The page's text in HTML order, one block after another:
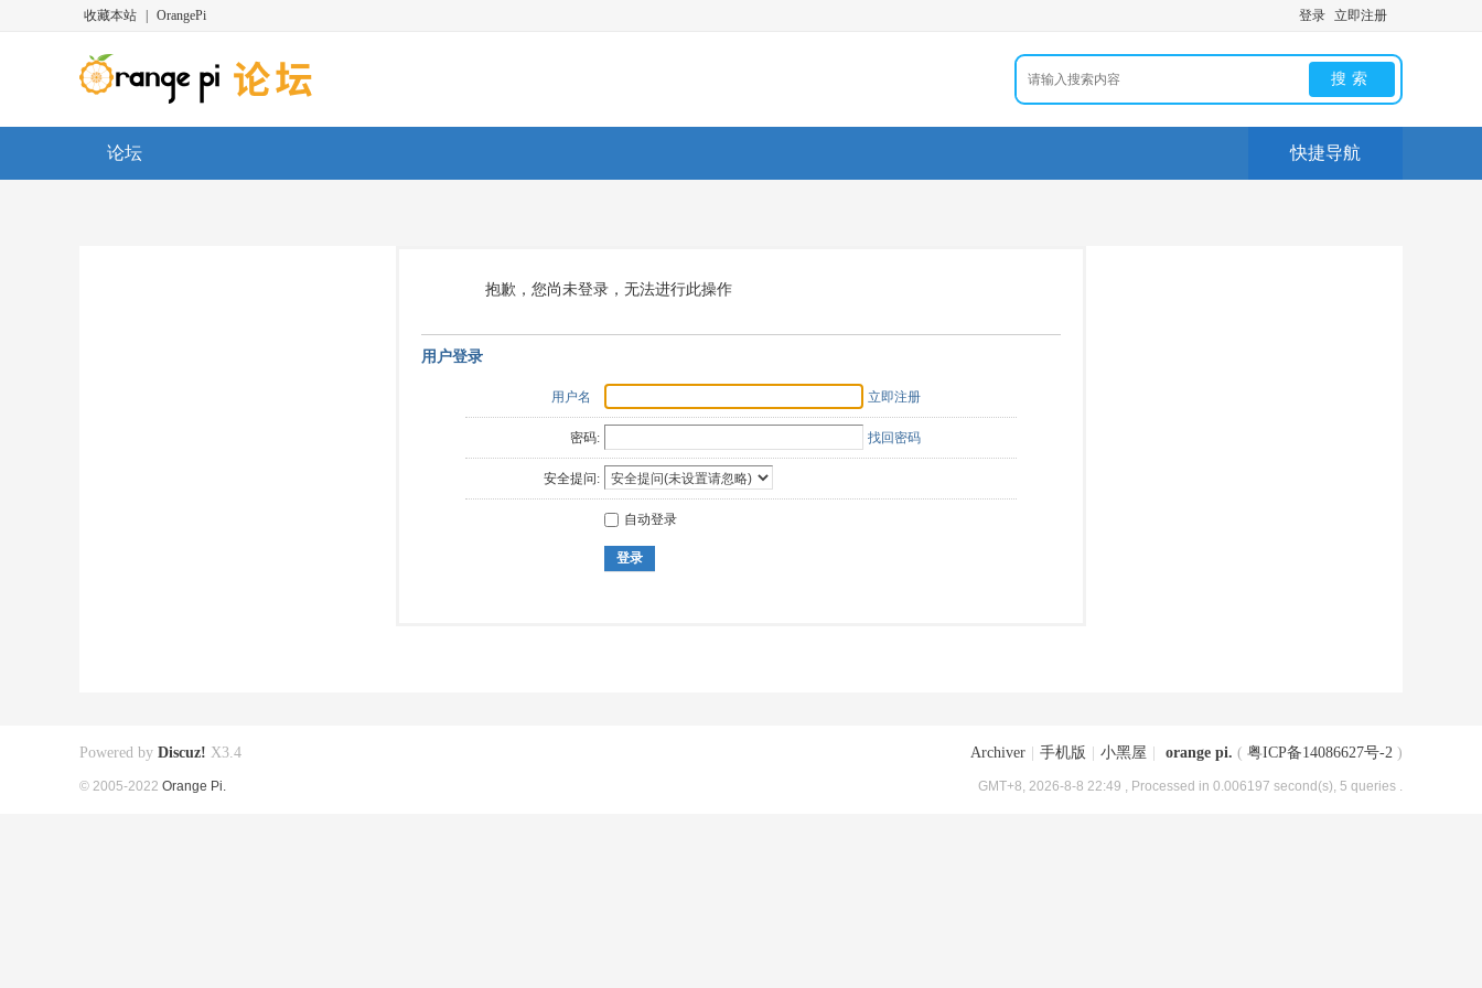
收藏本站 OrangePi 登录 立即注册
搜索
论坛 快捷导航
抱歉，您尚未登录，无法进行此操作
用户登录
用户名 立即注册
密码: 找回密码
安全提问:
自动登录
登录
Archiver 手机版 小黑屋 orange pi. ( 粤ICP备14086627号-2 )
GMT+8, 2026-8-8 22:49 , Processed in 0.006197 second(s), 5 queries .
Powered by Discuz! X3.4
© 2005-2022 Orange Pi.